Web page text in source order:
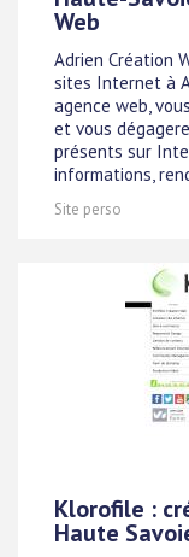
Web
Adrien Création
sites Internet à
agence web,
et vous
présents sur
informations,
Site perso
Klorofile :
Haute